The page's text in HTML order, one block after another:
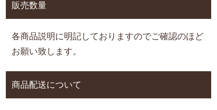
販売数量
各商品説明に明記しておりますのでご確認のほど
お願い致します。
商品配送について